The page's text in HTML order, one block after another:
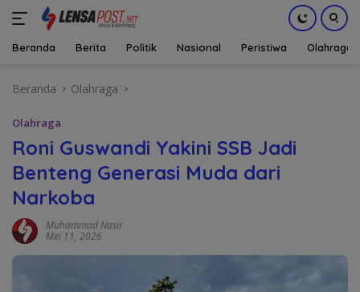
Beranda Berita Politik Nasional Peristiwa Olahraga
Beranda Olahraga
Olahraga
Roni Guswandi Yakini SSB Jadi
Benteng Generasi Muda dari
Narkoba
Muhammad Nasir
Mei 11, 2026